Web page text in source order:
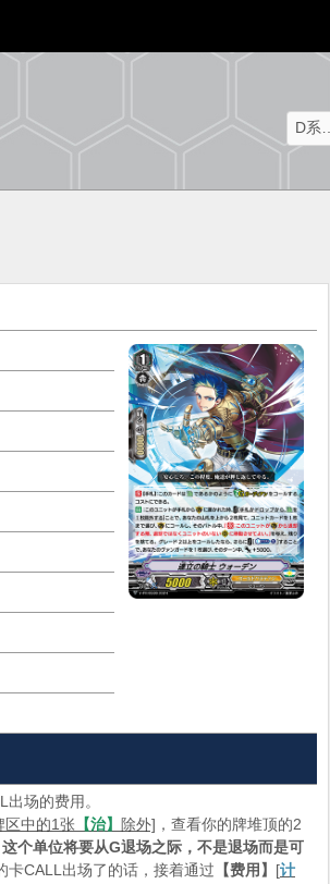
出场的费用。
区中的1张 【治】 除外] ，查看你的牌堆顶的2
这个单位将要从G退场之际，不是退场而是可
卡CALL出场了的话，接着通过 【费用】 [计